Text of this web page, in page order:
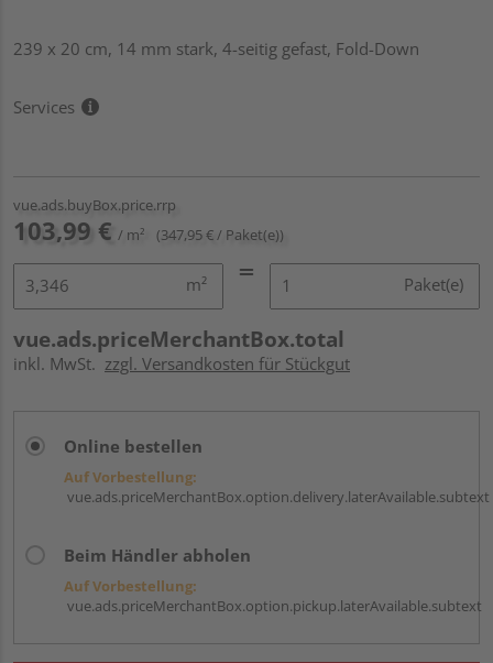
239 x 20 cm, 14 mm stark, 4-seitig gefast, Fold-Down
Services
vue.ads.buyBox.price.rrp
103,99 € / m² (347,95 € / Paket(e))
m² Paket(e)
vue.ads.priceMerchantBox.total
inkl. MwSt. zzgl. Versandkosten für Stückgut
Online bestellen
Auf Vorbestellung:
vue.ads.priceMerchantBox.option.delivery.laterAvailable.subtext
Beim Händler abholen
Auf Vorbestellung:
vue.ads.priceMerchantBox.option.pickup.laterAvailable.subtext